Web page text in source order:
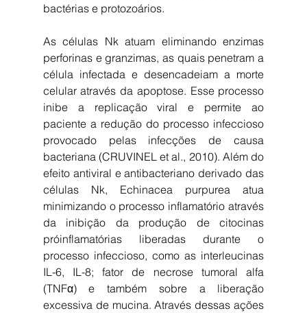
bactérias e protozoários.
As células Nk atuam eliminando enzimas
perforinas e granzimas, as quais penetram a
célula infectada e desencadeiam a morte
celular através da apoptose. Esse processo
inibe a replicação viral e permite ao
paciente a redução do processo infeccioso
provocado pelas infecções de causa
bacteriana (CRUVINEL et al., 2010). Além do
efeito antiviral e antibacteriano derivado das
células Nk, Echinacea purpurea atua
minimizando o processo inflamatório através
da inibição da produção de citocinas
próinflamatórias liberadas durante o
processo infeccioso, como as interleucinas
IL-6, IL-8; fator de necrose tumoral alfa
(TNFα) e também sobre a liberação
excessiva de mucina. Através dessas ações